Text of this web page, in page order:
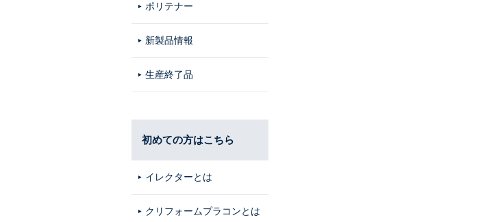
ポリテナー
新製品情報
生産終了品
初めての方はこちら
イレクターとは
クリフォームプラコンとは